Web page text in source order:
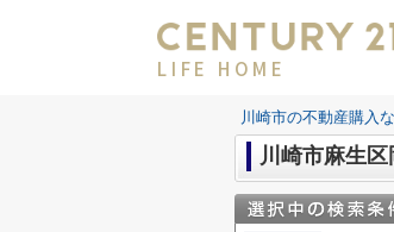
LIFE HOME
川崎市の不動産購入
川崎市麻生